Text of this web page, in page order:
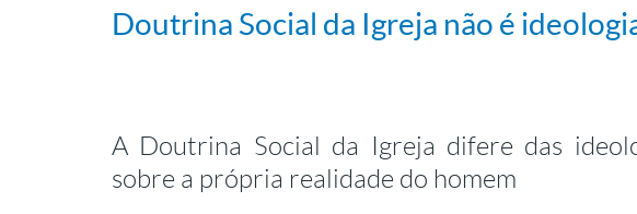
Doutrina Social da Igreja não é
A Doutrina Social da Igreja difere das
sobre a própria realidade do homem